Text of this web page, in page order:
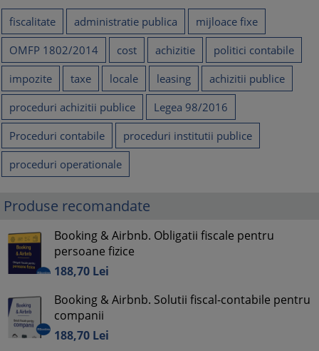
fiscalitate administratie publica
mijloace fixe
OMFP 1802/2014
cost achizitie
politici contabile
impozite
taxe locale leasing
achizitii publice
proceduri achizitii publice
Legea 98/2016
Proceduri contabile
proceduri institutii publice
proceduri operationale
Produse recomandate
Booking & Airbnb. Obligatii fiscale pentru
persoane fizice
188,70 Lei
Booking & Airbnb. Solutii fiscal-contabile pentru
companii
188,70 Lei